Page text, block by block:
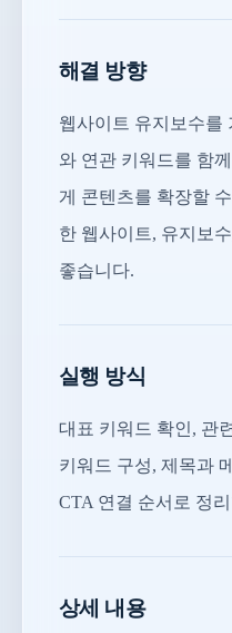
해결 방향
웹사이트 유지보수를
와 연관 키워드를 함
게 콘텐츠를 확장할
한 웹사이트, 유지보
좋습니다.
실행 방식
대표 키워드 확인, 관
키워드 구성, 제목과
CTA 연결 순서로 정
상세 내용